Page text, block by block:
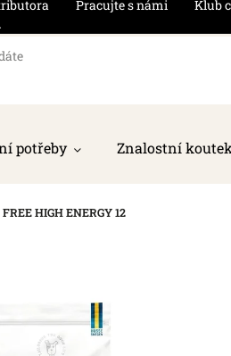
Pracujte s námi Klub
potřeby Znalostní
HIGH ENERGY 12